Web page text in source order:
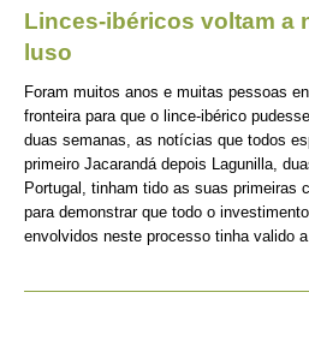
Linces-ibéricos voltam a
luso
Foram muitos anos e muitas pessoas
fronteira para que o lince-ibérico
duas semanas, as notícias que todos
primeiro Jacarandá depois Lagunilla,
Portugal, tinham tido as suas primeiras
para demonstrar que todo o
envolvidos neste processo tinha valido